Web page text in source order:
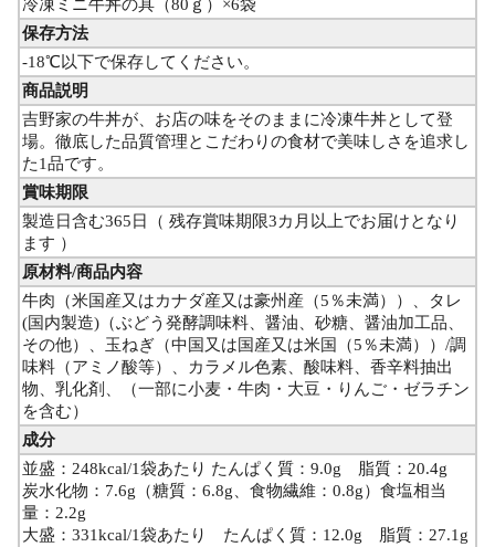
冷凍ミニ牛丼の具（80ｇ）×6袋
保存方法
-18℃以下で保存してください。
商品説明
吉野家の牛丼が、お店の味をそのままに冷凍牛丼として登
場。徹底した品質管理とこだわりの食材で美味しさを追求し
た1品です。
賞味期限
製造日含む365日（ 残存賞味期限3カ月以上でお届けとなり
ます ）
原材料/商品内容
牛肉（米国産又はカナダ産又は豪州産（5％未満））、タレ
(国内製造)（ぶどう発酵調味料、醤油、砂糖、醤油加工品、
その他）、玉ねぎ（中国又は国産又は米国（5％未満））/調
味料（アミノ酸等）、カラメル色素、酸味料、香辛料抽出
物、乳化剤、（一部に小麦・牛肉・大豆・りんご・ゼラチン
を含む）
成分
並盛：248kcal/1袋あたり たんぱく質：9.0g 脂質：20.4g
炭水化物：7.6g（糖質：6.8g、食物繊維：0.8g）食塩相当
量：2.2g
大盛：331kcal/1袋あたり たんぱく質：12.0g 脂質：27.1g